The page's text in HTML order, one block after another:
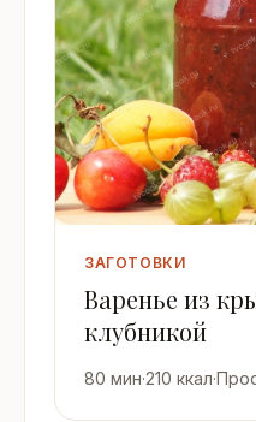
ЗАГОТОВКИ
Варенье из
клубникой
80 мин·210 ккал·